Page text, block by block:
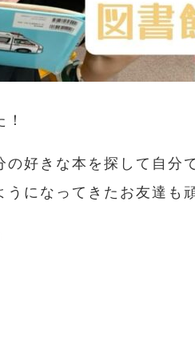
の好きな本を探して自分
うになってきたお友達も